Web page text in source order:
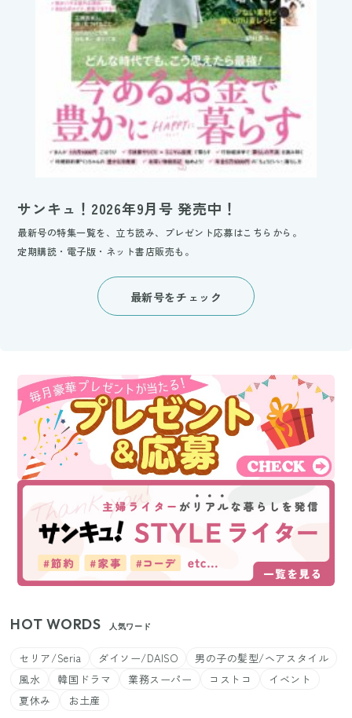
サンキュ！2026年9月号 発売中！
最新号の特集一覧を、立ち読み、プレゼント応募はこちらから。
定期購読・電子版・ネット書店販売も。
最新号をチェック
HOT WORDS 人気ワード
セリア/Seria ダイソー/DAISO
男の子の髪型/ヘアスタイル
風水
韓国ドラマ 業務スーパー コストコ
イベント
夏休み
お土産